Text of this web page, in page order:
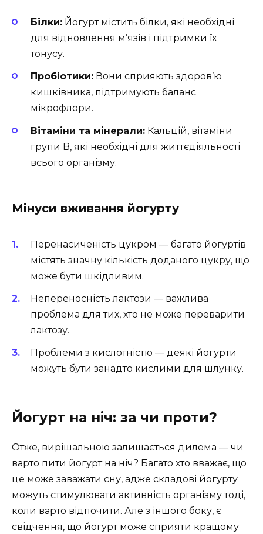
Білки: Йогурт містить білки, які необхідні
для відновлення м’язів і підтримки їх
тонусу.
Пробіотики: Вони сприяють здоров’ю
кишківника, підтримують баланс
мікрофлори.
Вітаміни та мінерали: Кальцій, вітаміни
групи B, які необхідні для життєдіяльності
всього організму.
Мінуси вживання йогурту
Перенасиченість цукром — багато йогуртів
містять значну кількість доданого цукру, що
може бути шкідливим.
Непереносність лактози — важлива
проблема для тих, хто не може переварити
лактозу.
Проблеми з кислотністю — деякі йогурти
можуть бути занадто кислими для шлунку.
Йогурт на ніч: за чи проти?
Отже, вирішальною залишається дилема — чи
варто пити йогурт на ніч? Багато хто вважає, що
це може заважати сну, адже складові йогурту
можуть стимулювати активність організму тоді,
коли варто відпочити. Але з іншого боку, є
свідчення, що йогурт може сприяти кращому